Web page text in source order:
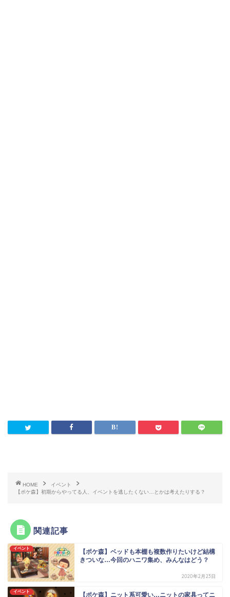
HOME
イベント
【ポケ森】初期からやってる人、イベントを逃したくない…とかは考えたりする？
関連記事
イベント
【ポケ森】ベッドも本棚も複数作りたいけど結構
きついな…今回のハニワ集め、みんなはどう？
2020年2月23日
イベント 【ポケ森】ニット系可愛い…ニットの家具ってニ